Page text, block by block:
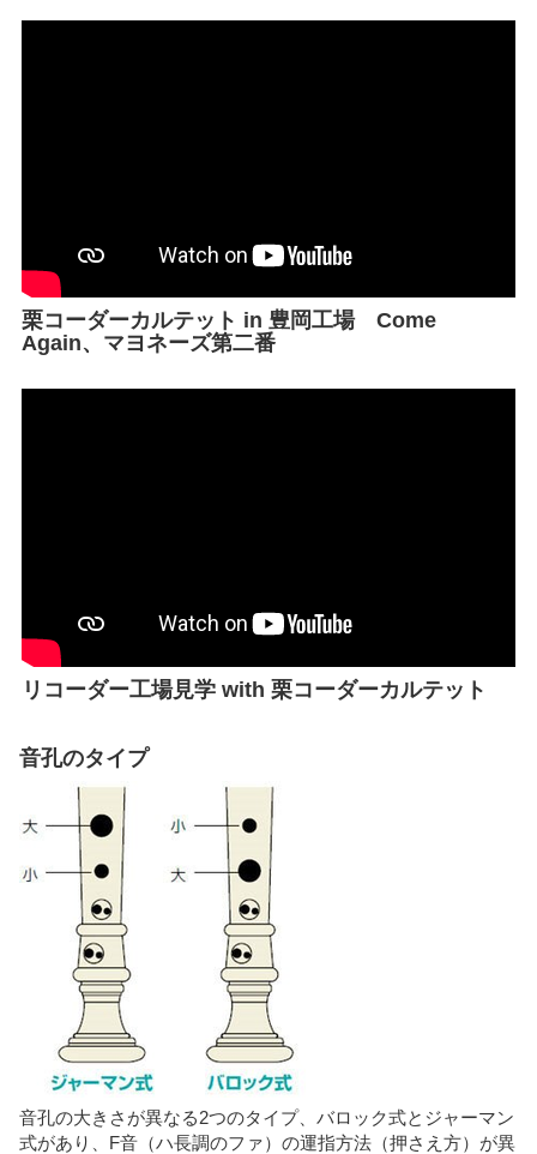
栗コーダーカルテット in 豊岡工場 Come
Again、マヨネーズ第二番
リコーダー工場見学 with 栗コーダーカルテット
音孔のタイプ
音孔の大きさが異なる2つのタイプ、バロック式とジャーマン
式があり、F音（ハ長調のファ）の運指方法（押さえ方）が異